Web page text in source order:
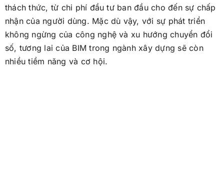
thách thức, từ chi phí đầu tư ban đầu cho đến sự chấp
nhận của người dùng. Mặc dù vậy, với sự phát triển
không ngừng của công nghệ và xu hướng chuyển đổi
số, tương lai của BIM trong ngành xây dựng sẽ còn
nhiều tiềm năng và cơ hội.